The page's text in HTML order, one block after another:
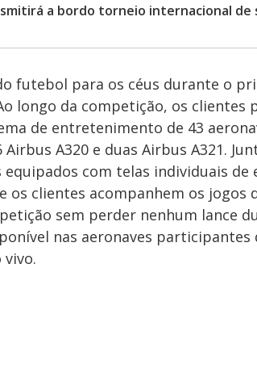
a bordo torneio internacional de
futebol para os céus durante o
longo da competição, os clientes
de entretenimento de 43
Airbus A320 e duas Airbus A321.
equipados com telas individuais
clientes acompanhem os jogos
sem perder nenhum lance
nas aeronaves participantes